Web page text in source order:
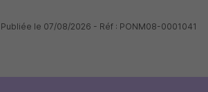
Publiée le 07/08/2026 - Réf : PONM08-0001041